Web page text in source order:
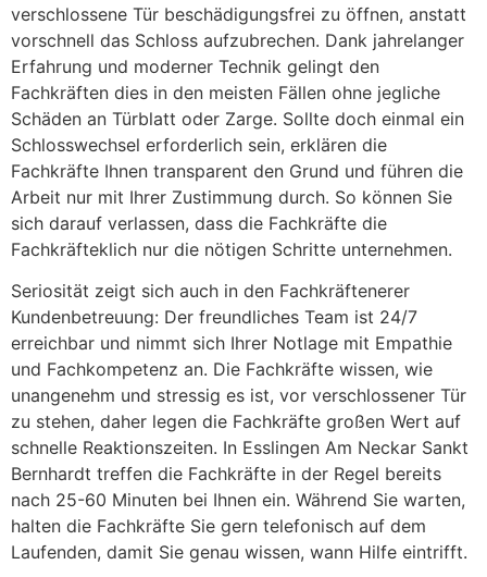
verschlossene Tür beschädigungsfrei zu öffnen, anstatt
vorschnell das Schloss aufzubrechen. Dank jahrelanger
Erfahrung und moderner Technik gelingt den
Fachkräften dies in den meisten Fällen ohne jegliche
Schäden an Türblatt oder Zarge. Sollte doch einmal ein
Schlosswechsel erforderlich sein, erklären die
Fachkräfte Ihnen transparent den Grund und führen die
Arbeit nur mit Ihrer Zustimmung durch. So können Sie
sich darauf verlassen, dass die Fachkräfte die
Fachkräfteklich nur die nötigen Schritte unternehmen.
Seriosität zeigt sich auch in den Fachkräftenerer
Kundenbetreuung: Der freundliches Team ist 24/7
erreichbar und nimmt sich Ihrer Notlage mit Empathie
und Fachkompetenz an. Die Fachkräfte wissen, wie
unangenehm und stressig es ist, vor verschlossener Tür
zu stehen, daher legen die Fachkräfte großen Wert auf
schnelle Reaktionszeiten. In Esslingen Am Neckar Sankt
Bernhardt treffen die Fachkräfte in der Regel bereits
nach 25-60 Minuten bei Ihnen ein. Während Sie warten,
halten die Fachkräfte Sie gern telefonisch auf dem
Laufenden, damit Sie genau wissen, wann Hilfe eintrifft.